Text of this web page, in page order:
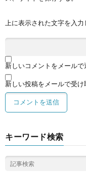
上に表示された文字を入力
新しいコメントをメールで
新しい投稿をメールで受け
キーワード検索